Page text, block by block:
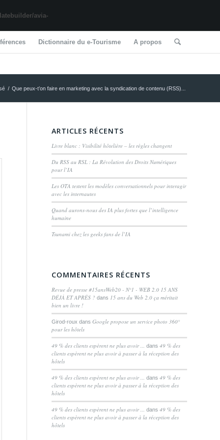
avia-
Dictionnaire du e-Tourisme A propos
/ Que peux-t’on faire en marketing avec la syndication de contenu (RSS)...
ARTICLES RÉCENTS
Livre blanc : Visibilité hôtelière – les règles changent
Du RSS au RSL : La Révolution des Droits Numériques
pour l’IA
Les OTA testent les modèles conversationnels pour interagir
avec les internautes
Quand aurons-nous des IA plus fortes que l’intelligence
humaine
Tsunami chez les geeks fans de l’IA
COMMENTAIRES RÉCENTS
Revue de presse #15ansWeb20 - N°1 - WEB 2.0 15 ANS
DÉJÀ ET APRÈS ? dans 15 ans du Web 2.0 ça méritait
bien un livre !
Girod-roux dansGoogle propose un service photo 360°
pour les hôtels
49 % des clients espèrent ne plus avoir ... dans49 % des
clients espèrent ne plus avoir à passer à la réception des
hôtels
49 % des clients espèrent ne plus avoir ... dans49 % des
clients espèrent ne plus avoir à passer à la réception des
hôtels
49 % des clients espèrent ne plus avoir ... dans49 % des
clients espèrent ne plus avoir à passer à la réception des
hôtels